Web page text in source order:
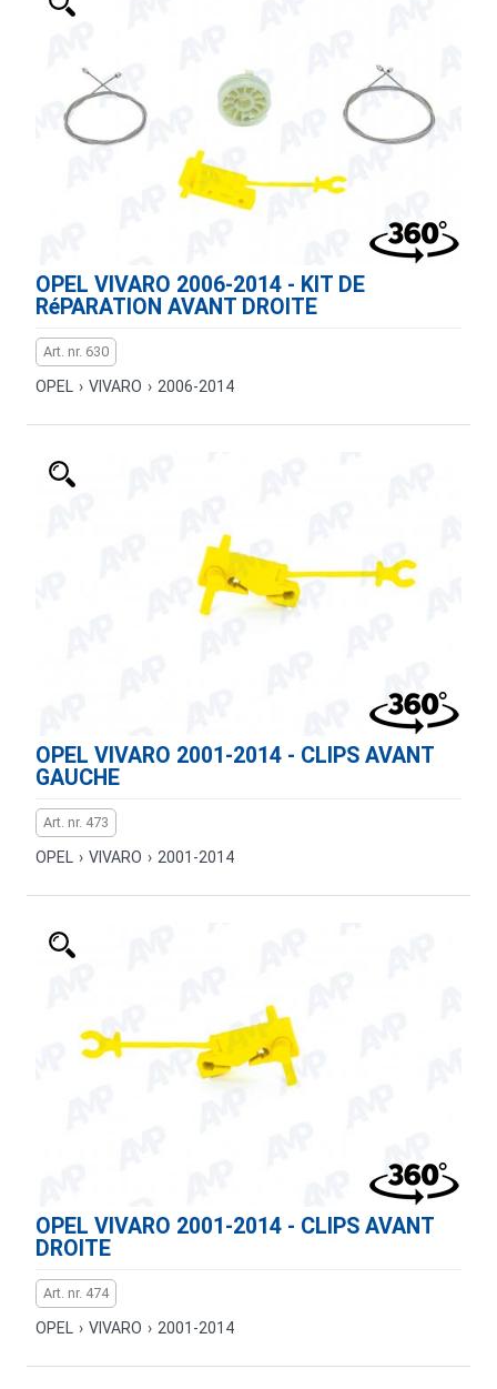
OPEL VIVARO 2006-2014 - KIT DE
RéPARATION AVANT DROITE
Art. nr. 630
OPEL › VIVARO › 2006-2014
OPEL VIVARO 2001-2014 - CLIPS AVANT
GAUCHE
Art. nr. 473
OPEL › VIVARO › 2001-2014
OPEL VIVARO 2001-2014 - CLIPS AVANT
DROITE
Art. nr. 474
OPEL › VIVARO › 2001-2014